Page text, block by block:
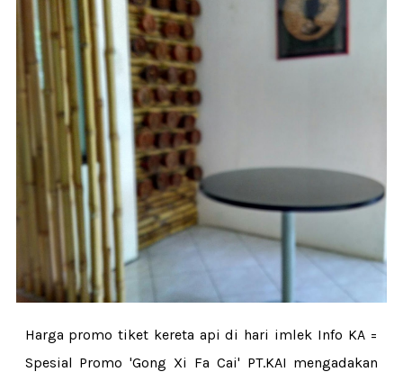
Harga promo tiket kereta api di hari imlek Info KA =
Spesial Promo 'Gong Xi Fa Cai' PT.KAI mengadakan